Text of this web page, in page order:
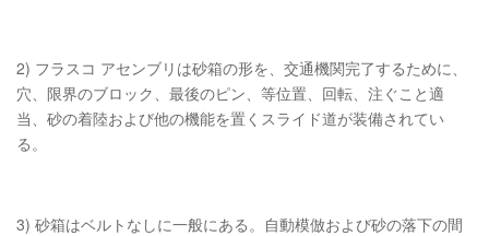
2) フラスコ アセンブリは砂箱の形を、交通機関完了するために、
穴、限界のブロック、最後のピン、等位置、回転、注ぐこと適
当、砂の着陸および他の機能を置くスライド道が装備されてい
る。
3) 砂箱はベルトなしに一般にある。自動模倣および砂の落下の間